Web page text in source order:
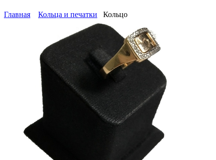
Главная Кольца и печатки Кольцо